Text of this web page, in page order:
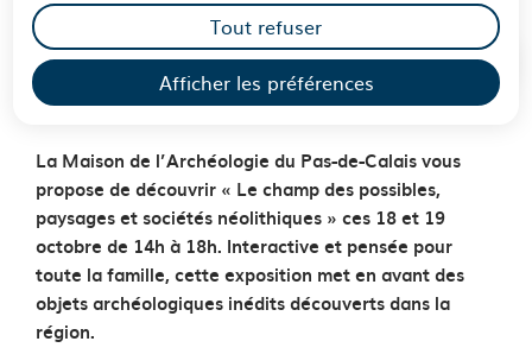
Afficher les préférences
Tout refuser
La Maison de l’Archéologie du Pas-de-Calais vous
propose de découvrir « Le champ des possibles,
paysages et sociétés néolithiques » ces 18 et 19
octobre de 14h à 18h. Interactive et pensée pour
toute la famille, cette exposition met en avant des
objets archéologiques inédits découverts dans la
région.